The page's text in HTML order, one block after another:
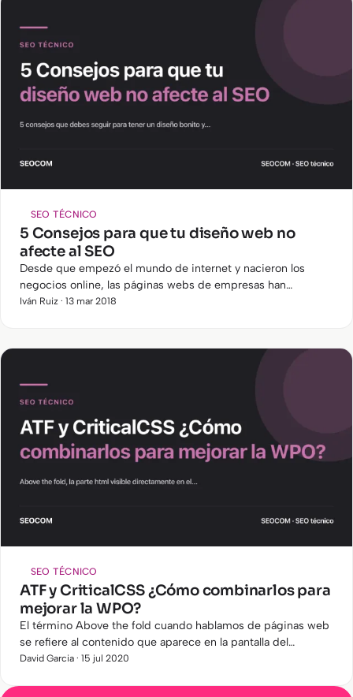
SEO TÉCNICO
5 Consejos para que tu diseño web no
afecte al SEO
Desde que empezó el mundo de internet y nacieron los
negocios online, las páginas webs de empresas han
evolucionado mucho. Han pasado de tener webs aburridas
Iván Ruiz · 13 mar 2018
SEO TÉCNICO
ATF y CriticalCSS ¿Cómo combinarlos para
mejorar la WPO?
El término Above the fold cuando hablamos de páginas web
se refiere al contenido que aparece en la pantalla del
dispositivo que use el cliente al visitar nuestra página.
David Garcia · 15 jul 2020